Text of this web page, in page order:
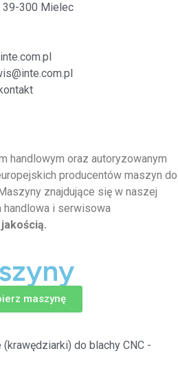
39-300 Mielec
handlowym oraz autoryzowanym
producentów maszyn do
znajdujące się w naszej
handlowa i serwisowa
maszynę
do blachy CNC -